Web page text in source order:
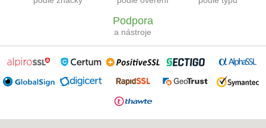
Podpora
a nástroje